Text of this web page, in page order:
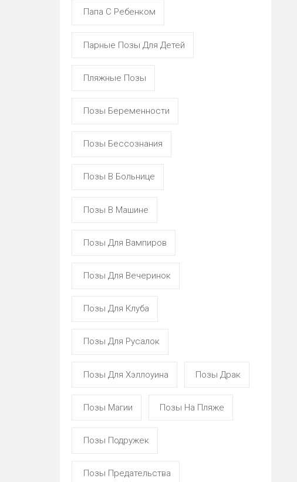
Папа С Ребенком
Парные Позы Для Детей
Пляжные Позы
Позы Беременности
Позы Бессознания
Позы В Больнице
Позы В Машине
Позы Для Вампиров
Позы Для Вечеринок
Позы Для Клуба
Позы Для Русалок
Позы Для Хэллоуина Позы Драк
Позы Магии Позы На Пляже
Позы Подружек
Позы Предательства